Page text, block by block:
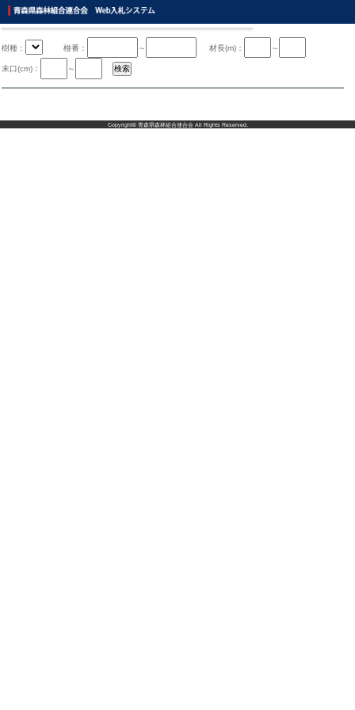
樹種： 椪番： ～ 材長(m)： ～
末口(cm)： ～
Copyright© 青森県森林組合連合会All Rights Reserved.